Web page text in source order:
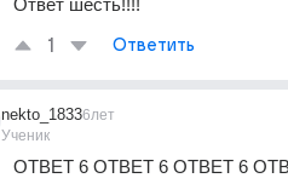
Ответ шесть!!!!
1 Ответить
nekto_1833
Ученик
6лет
ОТВЕТ 6 ОТВЕТ 6 ОТВЕТ 6